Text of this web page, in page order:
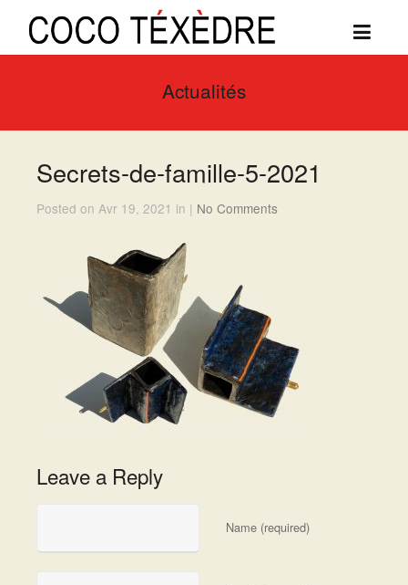
Actualités
Secrets-de-famille-5-2021
Posted on Avr 19, 2021 in | No Comments
Leave a Reply
Name (required)